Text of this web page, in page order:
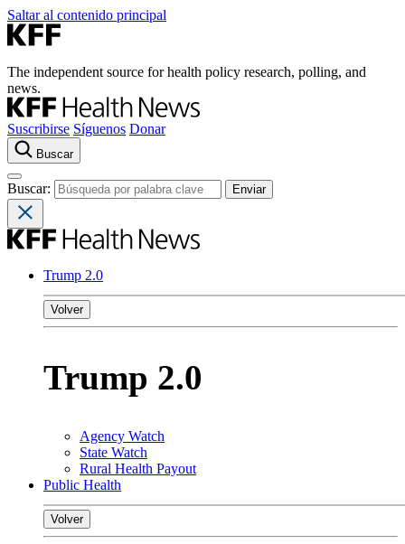
Saltar al contenido principal
The independent source for health policy research, polling, and
news.
Suscribirse Síguenos Donar
Buscar
Buscar:
Trump 2.0
Volver
Trump 2.0
Agency Watch
State Watch
Rural Health Payout
Public Health
Volver